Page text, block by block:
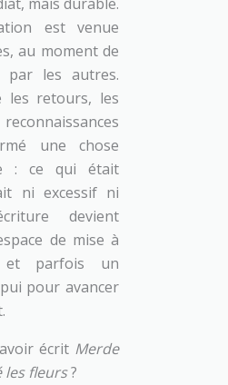
mais durable.
est venue
au moment de
par les autres.
les retours, les
une chose
: ce qui était
ni excessif ni
devient
de mise à
et parfois un
pour avancer
écrit Merde
les fleurs?